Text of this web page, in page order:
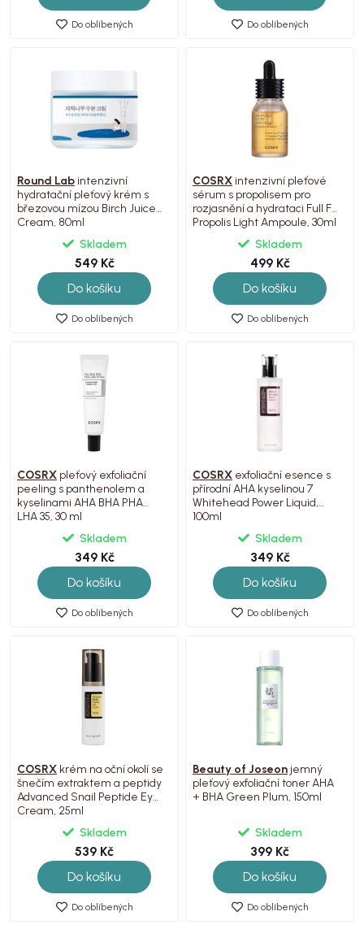
Do oblíbených Do oblíbených
Round Labintenzivní
hydratační pleťový krém s
březovou mízou Birch Juice
Cream, 80ml
Skladem
549 Kč
Do košíku
Do oblíbených
COSRXintenzivní pleťové
sérum s propolisem pro
rozjasnění a hydrataci Full Fit
Propolis Light Ampoule, 30ml
Skladem
499 Kč
Do košíku
Do oblíbených
COSRX pleťový exfoliační
peeling s panthenolem a
kyselinami AHA BHA PHA
LHA 35, 30 ml
Skladem
349 Kč
Do košíku
Do oblíbených
COSRX exfoliační esence s
přírodní AHA kyselinou 7
Whitehead Power Liquid,
100ml
Skladem
349 Kč
Do košíku
Do oblíbených
COSRX krém na oční okolí se
šnečím extraktem a peptidy
Advanced Snail Peptide Eye
Cream, 25ml
Skladem
539 Kč
Do košíku
Do oblíbených
Beauty of Joseon jemný
pleťový exfoliační toner AHA
+ BHA Green Plum, 150ml
Skladem
399 Kč
Do košíku
Do oblíbených